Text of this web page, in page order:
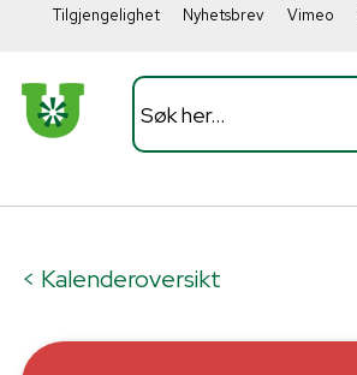
Tilgjengelighet Nyhetsbrev Vimeo
< Kalenderoversikt